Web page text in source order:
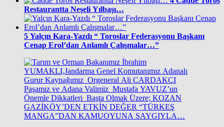
Restaurantta Neşeli Yılbaşı…
5 Yalçın Kara-Yazdı “ Toroslar Federasyonu Başkanı
Cenap Erol’dan Anlamlı Çalışmalar…”